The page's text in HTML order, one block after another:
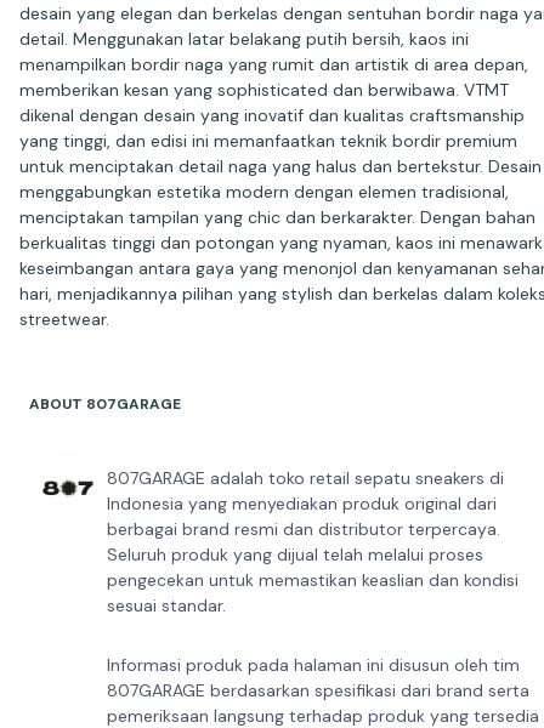
desain yang elegan dan berkelas dengan sentuhan bordir naga
detail. Menggunakan latar belakang putih bersih, kaos ini
menampilkan bordir naga yang rumit dan artistik di area depan,
memberikan kesan yang sophisticated dan berwibawa. VTMT
dikenal dengan desain yang inovatif dan kualitas craftsmanship
yang tinggi, dan edisi ini memanfaatkan teknik bordir premium
untuk menciptakan detail naga yang halus dan bertekstur.
menggabungkan estetika modern dengan elemen tradisional,
menciptakan tampilan yang chic dan berkarakter. Dengan bahan
berkualitas tinggi dan potongan yang nyaman, kaos ini
keseimbangan antara gaya yang menonjol dan kenyamanan
hari, menjadikannya pilihan yang stylish dan berkelas dalam
streetwear.
ABOUT 807GARAGE
807GARAGE adalah toko retail sepatu sneakers di
Indonesia yang menyediakan produk original dari
berbagai brand resmi dan distributor terpercaya.
Seluruh produk yang dijual telah melalui proses
pengecekan untuk memastikan keaslian dan kondisi
sesuai standar.
Informasi produk pada halaman ini disusun oleh tim
807GARAGE berdasarkan spesifikasi dari brand serta
pemeriksaan langsung terhadap produk yang tersedia